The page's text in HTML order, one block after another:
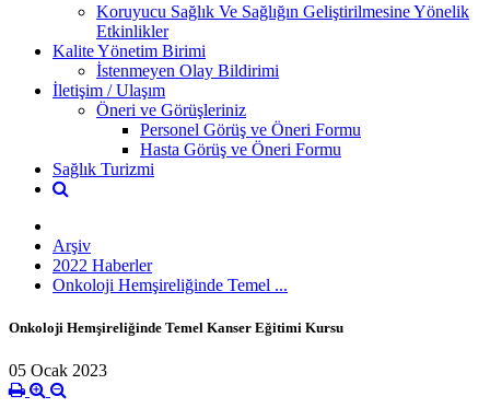
Koruyucu Sağlık Ve Sağlığın Geliştirilmesine Yönelik
Etkinlikler
Kalite Yönetim Birimi
İstenmeyen Olay Bildirimi
İletişim / Ulaşım
Öneri ve Görüşleriniz
Personel Görüş ve Öneri Formu
Hasta Görüş ve Öneri Formu
Sağlık Turizmi
Arşiv
2022 Haberler
Onkoloji Hemşireliğinde Temel ...
Onkoloji Hemşireliğinde Temel Kanser Eğitimi Kursu
05 Ocak 2023